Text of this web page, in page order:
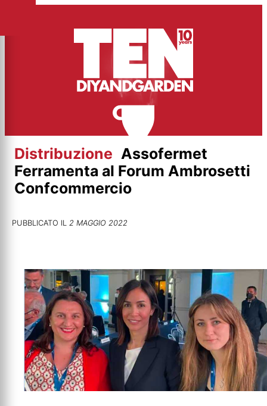
contenuto
Distribuzione Assofermet
Ferramenta al Forum Ambrosetti
Confcommercio
PUBBLICATO IL 2 MAGGIO 2022